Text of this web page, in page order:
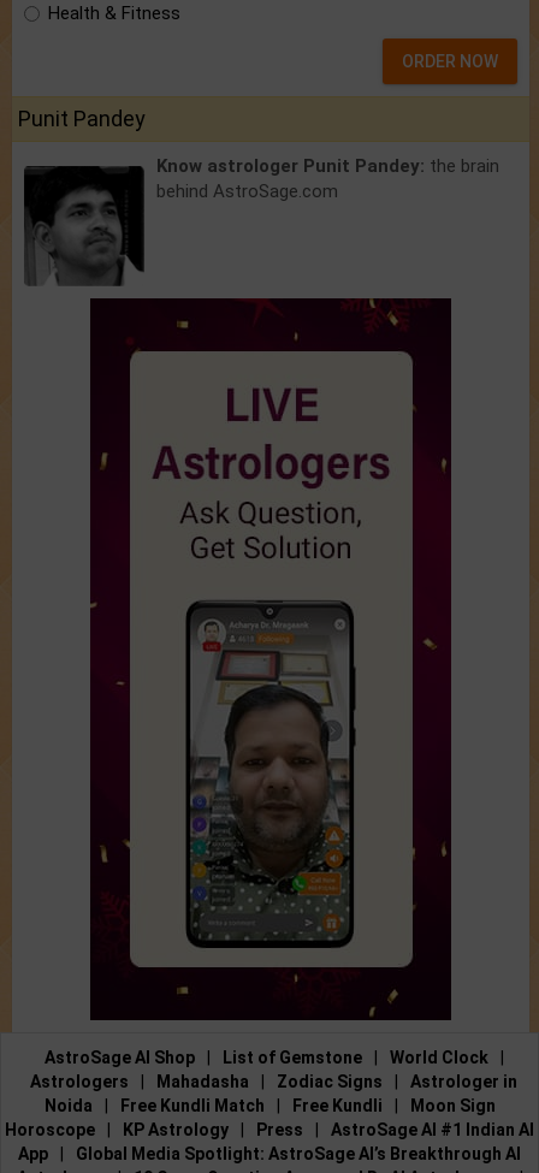
Health & Fitness
ORDER NOW
Punit Pandey
Know astrologer Punit Pandey: the brain
behind AstroSage.com
AstroSage AI Shop List of Gemstone World Clock
Astrologers
Mahadasha Zodiac Signs
Astrologer in
Noida
Free Kundli Match Free Kundli
Moon Sign
Horoscope
KP Astrology Press
AstroSage AI #1 Indian AI
App
Global Media Spotlight: AstroSage AI’s Breakthrough AI